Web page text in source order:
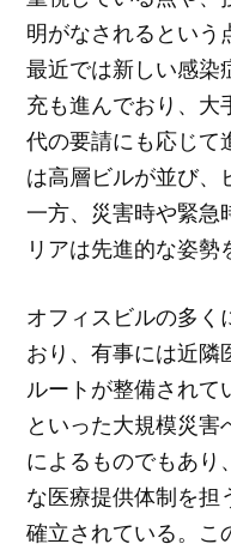
明がなされるという
最近では新しい感染
充も進んでおり、大
代の要請にも応じて
は高層ビルが並び、
一方、災害時や緊急
リアは先進的な姿勢
オフィスビルの多く
おり、有事には近隣
ルートが整備されて
といった大規模災
によるものでもあり
な医療提供体制を担
確立されている。こ